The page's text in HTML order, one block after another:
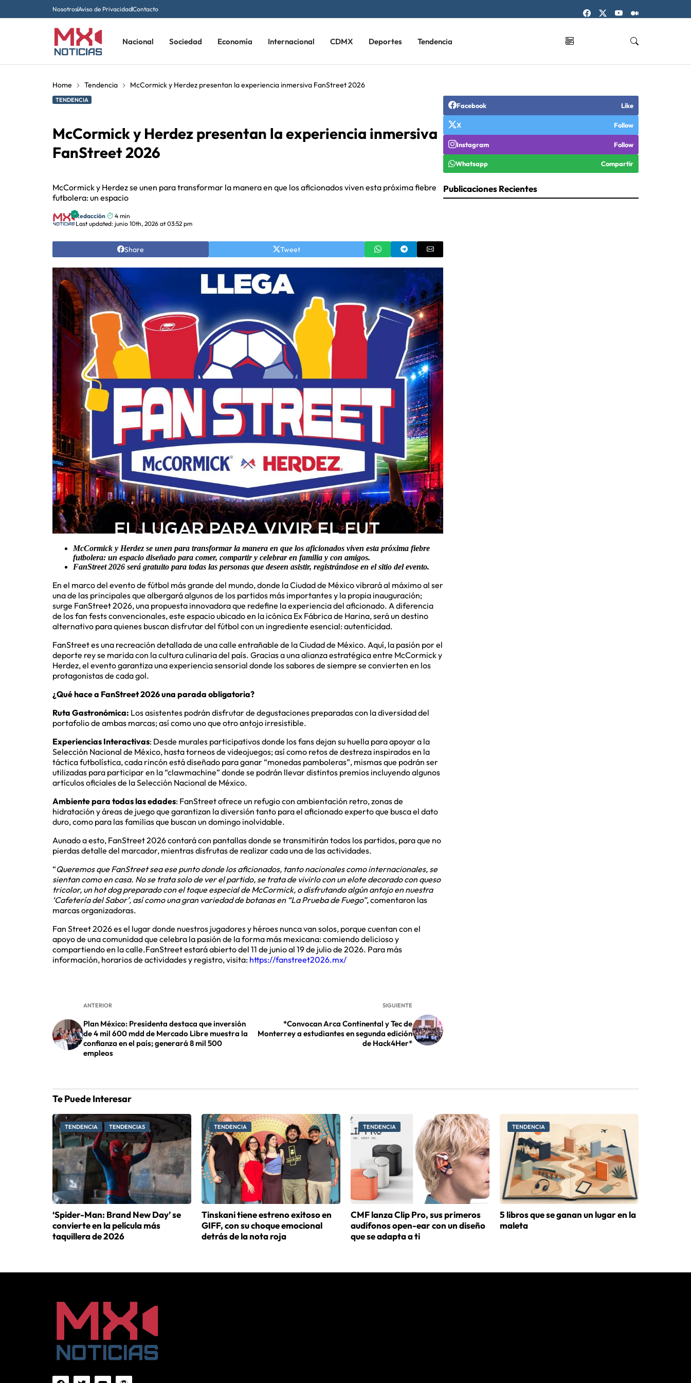
NosotrosAviso de PrivacidadContacto
Nacional Sociedad Economía Internacional CDMX Deportes Tendencia
Home Tendencia McCormick y Herdez presentan la experiencia inmersiva FanStreet 2026
TENDENCIA
McCormick y Herdez presentan la experiencia inmersiva
FanStreet 2026
McCormick y Herdez se unen para transformar la manera en que los aficionados viven esta próxima fiebre
futbolera: un espacio
Redacción
4 min
Last updated: junio 10th, 2026 at 03:52 pm
Share Tweet
McCormick y Herdez se unen para transformar la manera en que los aficionados viven esta próxima fiebre
futbolera: un espacio diseñado para comer, compartir y celebrar en familia y con amigos.
FanStreet 2026 será gratuito para todas las personas que deseen asistir, registrándose en el sitio del evento.
En el marco del evento de fútbol más grande del mundo, donde la Ciudad de México vibrará al máximo al ser
una de las principales que albergará algunos de los partidos más importantes y la propia inauguración;
surge FanStreet 2026, una propuesta innovadora que redefine la experiencia del aficionado. A diferencia
de los fan fests convencionales, este espacio ubicado en la icónica Ex Fábrica de Harina, será un destino
alternativo para quienes buscan disfrutar del fútbol con un ingrediente esencial: autenticidad.
FanStreet es una recreación detallada de una calle entrañable de la Ciudad de México. Aquí, la pasión por el
deporte rey se marida con la cultura culinaria del país. Gracias a una alianza estratégica entre McCormick y
Herdez, el evento garantiza una experiencia sensorial donde los sabores de siempre se convierten en los
protagonistas de cada gol.
¿Qué hace a FanStreet 2026 una parada obligatoria?
Ruta Gastronómica: Los asistentes podrán disfrutar de degustaciones preparadas con la diversidad del
portafolio de ambas marcas; así como uno que otro antojo irresistible.
Experiencias Interactivas: Desde murales participativos donde los fans dejan su huella para apoyar a la
Selección Nacional de México, hasta torneos de videojuegos; así como retos de destreza inspirados en la
táctica futbolística, cada rincón está diseñado para ganar “monedas pamboleras”, mismas que podrán ser
utilizadas para participar en la “clawmachine” donde se podrán llevar distintos premios incluyendo algunos
artículos oficiales de la Selección Nacional de México.
Ambiente para todas las edades: FanStreet ofrece un refugio con ambientación retro, zonas de
hidratación y áreas de juego que garantizan la diversión tanto para el aficionado experto que busca el dato
duro, como para las familias que buscan un domingo inolvidable.
Aunado a esto, FanStreet 2026 contará con pantallas donde se transmitirán todos los partidos, para que no
pierdas detalle del marcador, mientras disfrutas de realizar cada una de las actividades.
“Queremos que FanStreet sea ese punto donde los aficionados, tanto nacionales como internacionales, se
sientan como en casa. No se trata solo de ver el partido, se trata de vivirlo con un elote decorado con queso
tricolor, un hot dog preparado con el toque especial de McCormick, o disfrutando algún antojo en nuestra
‘Cafetería del Sabor’, así como una gran variedad de botanas en “La Prueba de Fuego”, comentaron las
marcas organizadoras.
Fan Street 2026 es el lugar donde nuestros jugadores y héroes nunca van solos, porque cuentan con el
apoyo de una comunidad que celebra la pasión de la forma más mexicana: comiendo delicioso y
compartiendo en la calle.FanStreet estará abierto del 11 de junio al 19 de julio de 2026. Para más
información, horarios de actividades y registro, visita: https://fanstreet2026.mx/
ANTERIOR
Plan México: Presidenta destaca que inversión
de 4 mil 600 mdd de Mercado Libre muestra la
confianza en el país; generará 8 mil 500
empleos
SIGUIENTE
*Convocan Arca Continental y Tec de
Monterrey a estudiantes en segunda edición
de Hack4Her*
Facebook Like
X Follow
Instagram Follow
Whatsapp Compartir
Publicaciones Recientes
Te Puede Interesar
TENDENCIA TENDENCIAS
‘Spider-Man: Brand New Day’ se
convierte en la película más
taquillera de 2026
TENDENCIA
Tinskani tiene estreno exitoso en
GIFF, con su choque emocional
detrás de la nota roja
TENDENCIA
CMF lanza Clip Pro, sus primeros
audífonos open-ear con un diseño
que se adapta a ti
TENDENCIA
5 libros que se ganan un lugar en la
maleta